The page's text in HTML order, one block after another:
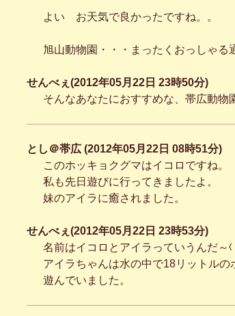
よい お天気で良かったですね。。
旭山動物園・・・まったくおっしゃる
せんべぇ(2012年05月22日 23時50分)
そんなあなたにおすすめな、帯広動物
とし＠帯広 (2012年05月22日 08時51分)
このホッキョクグマはイコロですね。
私も先日遊びに行ってきましたよ。
妹のアイラに癒されました。
せんべぇ(2012年05月22日 23時53分)
名前はイコロとアイラっていうんだ～
アイラちゃんは水の中で18リットルの
遊んでいました。